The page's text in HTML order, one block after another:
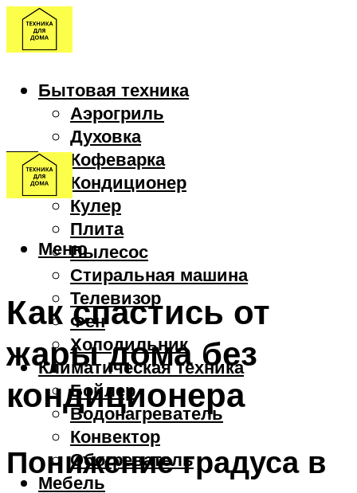
Бытовая техника
Аэрогриль
Духовка
Кофеварка
Кондиционер
Кулер
Плита
Пылесос
Стиральная машина
Телевизор
Фен
Холодильник
Климатическая техника
Бойлер
Водонагреватель
Конвектор
Обогреватель
Мебель
Меню
Как спастись от
жары дома без
кондиционера
Понижение градуса в